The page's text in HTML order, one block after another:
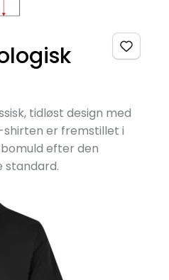
tidløst design med
er fremstillet i
efter den
standard.